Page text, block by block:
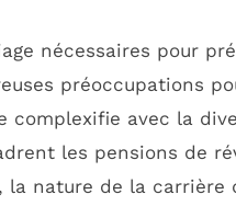
nécessaires pour
préoccupations
complexifie avec la
les pensions de
nature de la carrière